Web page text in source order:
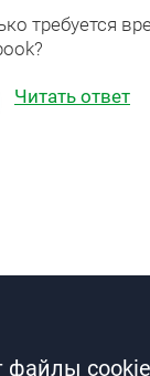
требуется
Читать ответ
файлы